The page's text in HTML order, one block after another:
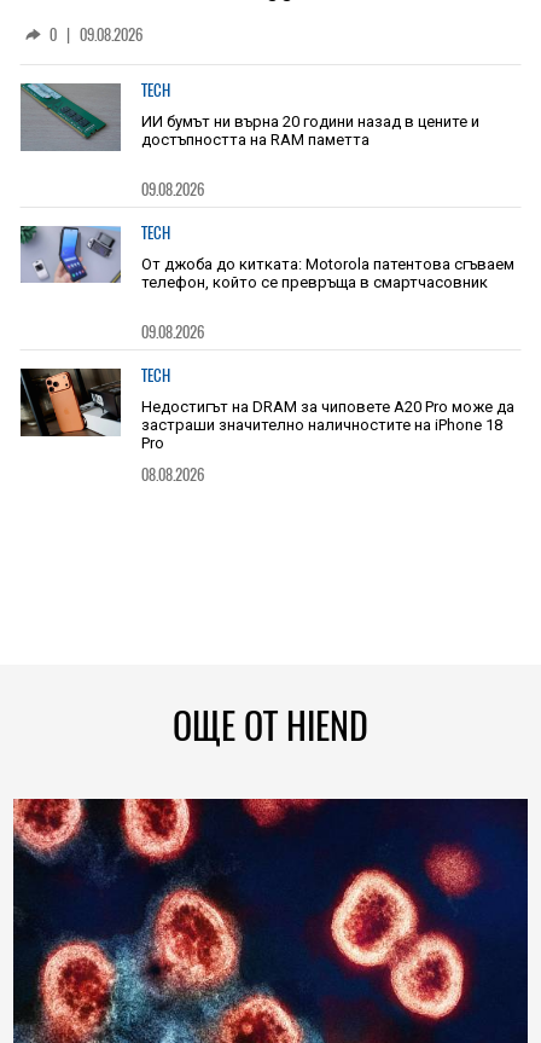
0 | 09.08.2026
TECH
ИИ бумът ни върна 20 години назад в цените и
достъпността на RAM паметта
09.08.2026
TECH
От джоба до китката: Motorola патентова сгъваем
телефон, който се превръща в смартчасовник
09.08.2026
TECH
Недостигът на DRAM за чиповете A20 Pro може да
застраши значително наличностите на iPhone 18
Pro
08.08.2026
ОЩЕ ОТ HIEND